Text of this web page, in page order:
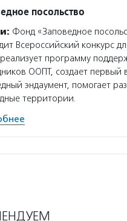
посольство
Фонд «Заповедное
Всероссийский конкурс
программу
ООПТ, создает первый
эндаумент, помогает
территории.